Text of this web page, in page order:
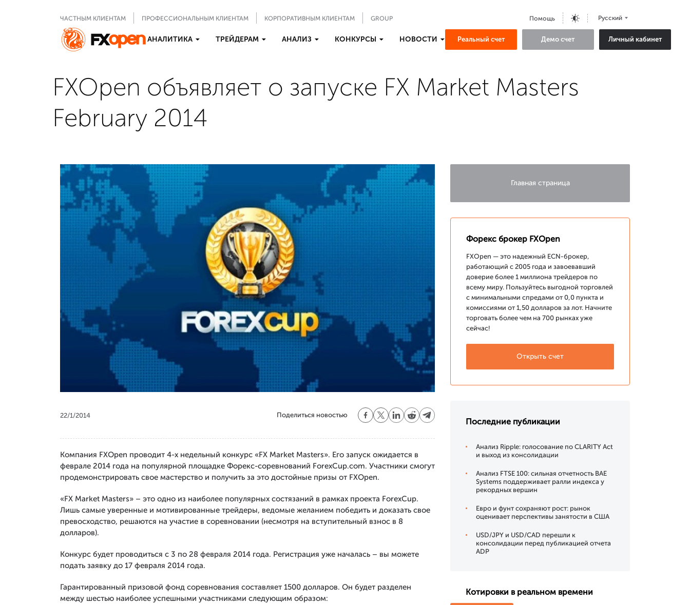
ЧАСТНЫМ КЛИЕНТАМ ПРОФЕССИОНАЛЬНЫМ КЛИЕНТАМ КОРПОРАТИВНЫМ КЛИЕНТАМ GROUP Помощь Русский
АНАЛИТИКА ТРЕЙДЕРАМ АНАЛИЗ КОНКУРСЫ НОВОСТИ Реальный счет Демо счет Личный кабинет
FXOpen объявляет о запуске FX Market Masters
February 2014
22/1/2014 Поделиться новостью
Компания FXOpen проводит 4-х недельный конкурс «FX Market Masters». Его запуск ожидается в
феврале 2014 года на популярной площадке Форекс-соревнований ForexCup.com. Участники смогут
продемонстрировать свое мастерство и получить за это достойные призы от FXOpen.
«FX Market Masters» – это одно из наиболее популярных состязаний в рамках проекта ForexCup.
Лишь самые уверенные и мотивированные трейдеры, ведомые желанием победить и доказать свое
превосходство, решаются на участие в соревновании (несмотря на вступительный взнос в 8
долларов).
Конкурс будет проводиться с 3 по 28 февраля 2014 года. Регистрация уже началась – вы можете
подать заявку до 17 февраля 2014 года.
Гарантированный призовой фонд соревнования составляет 1500 долларов. Он будет разделен
между шестью наиболее успешными участниками следующим образом:
Главная страница
Форекс брокер FXOpen
FXOpen — это надежный ECN-брокер,
работающий с 2005 года и завоевавший
доверие более 1 миллиона трейдеров по
всему миру. Пользуйтесь выгодной торговлей
с минимальными спредами от 0,0 пункта и
комиссиями от 1,50 долларов за лот. Начните
торговать более чем на 700 рынках уже
сейчас!
Открыть счет
Последние публикации
Анализ Ripple: голосование по CLARITY Act
и выход из консолидации
Анализ FTSE 100: сильная отчетность BAE
Systems поддерживает ралли индекса у
рекордных вершин
Евро и фунт сохраняют рост: рынок
оценивает перспективы занятости в США
USD/JPY и USD/CAD перешли к
консолидации перед публикацией отчета
ADP
Котировки в реальном времени